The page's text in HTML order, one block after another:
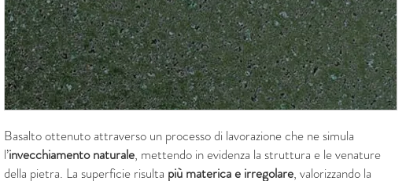
Basalto ottenuto attraverso un processo di lavorazione che ne simula
l’invecchiamento naturale, mettendo in evidenza la struttura e le venature
della pietra. La superficie risulta più materica e irregolare, valorizzando la